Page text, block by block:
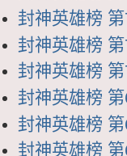
封神英雄榜
封神英雄榜
封神英雄榜
封神英雄榜
封神英雄榜
封神英雄榜